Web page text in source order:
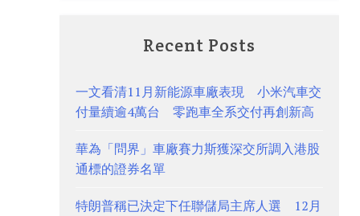
Recent Posts
一文看清11月新能源車廠表現 小米汽車交
付量續逾4萬台 零跑車全系交付再創新高
華為「問界」車廠賽力斯獲深交所調入港股
通標的證券名單
特朗普稱已決定下任聯儲局主席人選 12月